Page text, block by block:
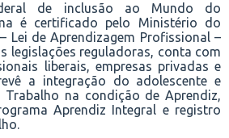
de inclusão ao Mundo do
é certificado pelo Ministério do
Lei de Aprendizagem Profissional –
legislações reguladoras, conta com
liberais, empresas privadas e
a integração do adolescente e
na condição de Aprendiz,
Aprendiz Integral e registro